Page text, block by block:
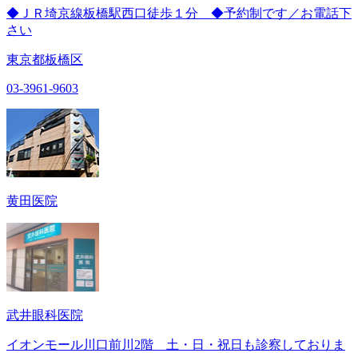
◆ＪＲ埼京線板橋駅西口徒歩１分 ◆予約制です／お電話下
さい
東京都板橋区
03-3961-9603
黄田医院
武井眼科医院
イオンモール川口前川2階 土・日・祝日も診察しておりま